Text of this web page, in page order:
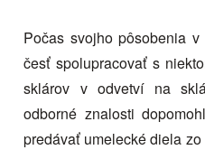
Počas svojho pôsobenia
česť spolupracovať s
sklárov v odvetví na
odborné znalosti
predávať umelecké diela